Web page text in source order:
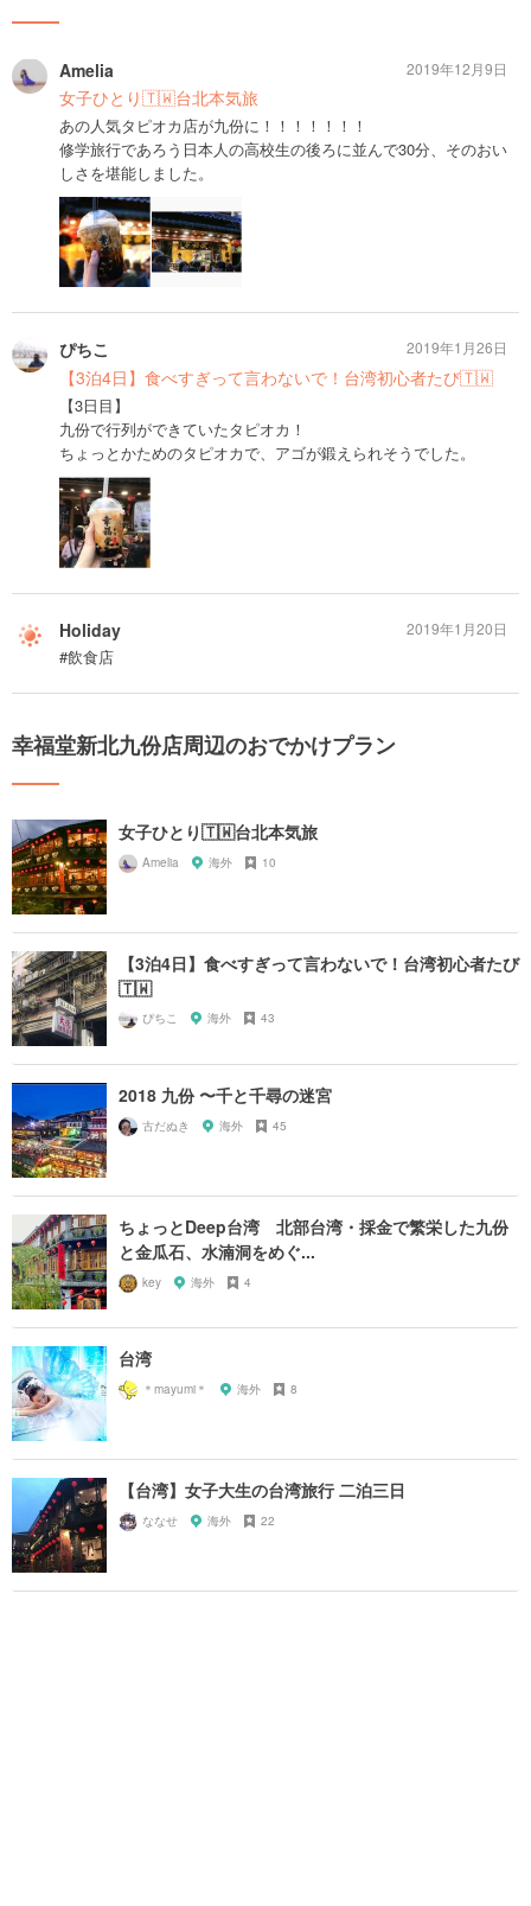
Amelia
女子ひとり🇹🇼台北本気旅
あの人気タピオカ店が九份に！！！！！！！
修学旅行であろう日本人の高校生の後ろに並んで30分、そのおい
しさを堪能しました。
2019年12月9日
ぴちこ
【3泊4日】食べすぎって言わないで！台湾初心者たび🇹🇼
【3日目】
九份で行列ができていたタピオカ！
ちょっとかためのタピオカで、アゴが鍛えられそうでした。
2019年1月26日
Holiday
#飲食店
2019年1月20日
幸福堂新北九份店周辺のおでかけプラン
女子ひとり🇹🇼台北本気旅
Amelia 海外 10
【3泊4日】食べすぎって言わないで！台湾初心者たび
🇹🇼
ぴちこ 海外 43
2018 九份 〜千と千尋の迷宮
古だぬき 海外 45
ちょっとDeep台湾 北部台湾・採金で繁栄した九份
と金瓜石、水湳洞をめぐ...
key 海外 4
台湾
＊mayumi＊ 海外 8
【台湾】女子大生の台湾旅行 二泊三日
ななせ 海外 22